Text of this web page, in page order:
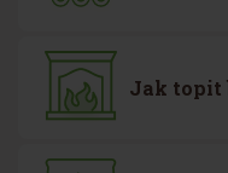
Jak topit